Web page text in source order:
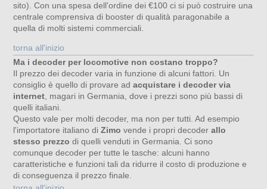
sito). Con una spesa dell'ordine dei €100 ci si può costruire una
centrale comprensiva di booster di qualità paragonabile a
quella di molti sistemi commerciali.
torna all'inizio
Ma i decoder per locomotive non costano troppo?
Il prezzo dei decoder varia in funzione di alcuni fattori. Un
consiglio è quello di provare ad acquistare i decoder via
internet , magari in Germania, dove i prezzi sono più bassi di
quelli italiani.
Questo vale per molti decoder, ma non per tutti. Ad esempio
l'importatore italiano di Zimo vende i propri decoder allo
stesso prezzo di quelli venduti in Germania. Ci sono
comunque decoder per tutte le tasche: alcuni hanno
caratteristiche e funzioni tali da ridurre il costo di produzione e
di conseguenza il prezzo finale.